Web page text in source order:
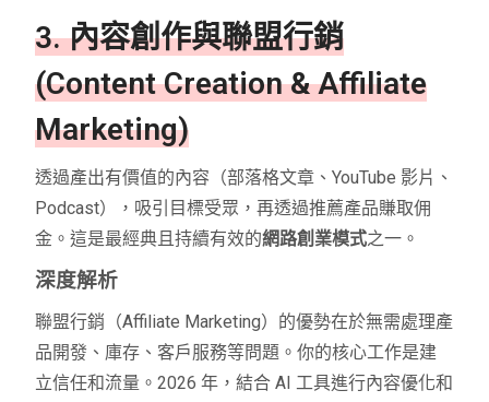
3. 內容創作與聯盟行銷
(Content Creation & Affiliate
Marketing)
透過產出有價值的內容（部落格文章、YouTube 影片、
Podcast），吸引目標受眾，再透過推薦產品賺取佣
金。這是最經典且持續有效的網路創業模式之一。
深度解析
聯盟行銷（Affiliate Marketing）的優勢在於無需處理產
品開發、庫存、客戶服務等問題。你的核心工作是建
立信任和流量。2026 年，結合 AI 工具進行內容優化和